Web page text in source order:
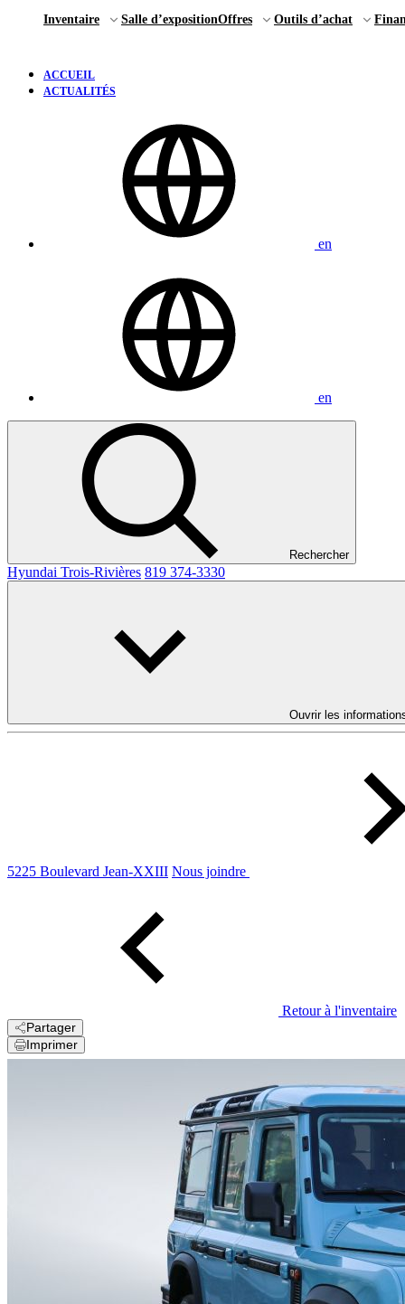
Inventaire Salle d’expositionOffres Outils d’achat
ACCUEIL
ACTUALITÉS
en
en
Rechercher
Hyundai Trois-Rivières 819 374-3330
Ouvrir les
5225 Boulevard Jean-XXIII Nous joindre
Retour à l'inventaire
Partager
Imprimer